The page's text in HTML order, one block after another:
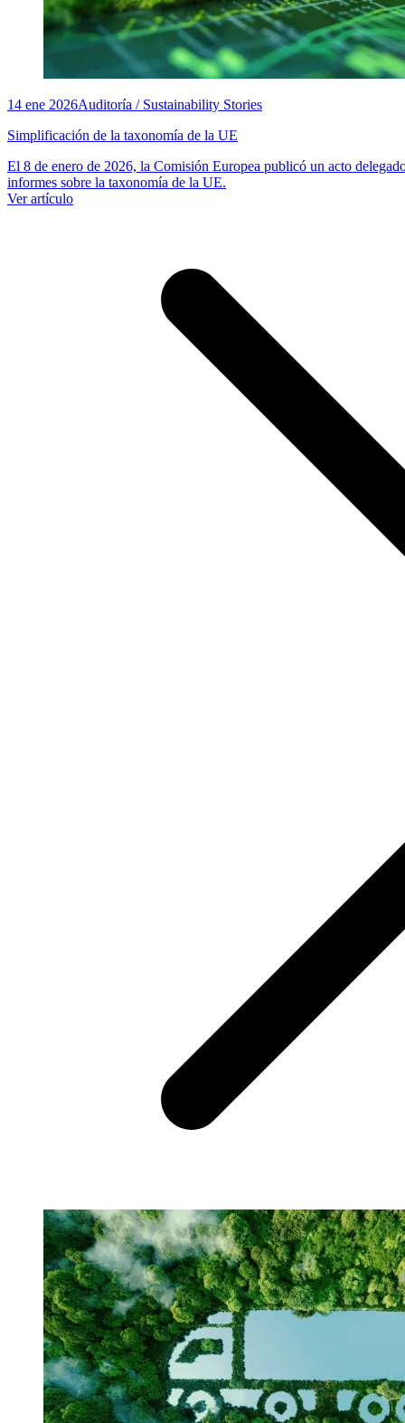
14 ene 2026Auditoría / Sustainability Stories
Simplificación de la taxonomía de la UE
El 8 de enero de 2026, la Comisión Europea publicó un acto
informes sobre la taxonomía de la UE.
Ver artículo